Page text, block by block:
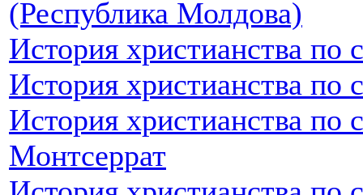
(Республика Молдова)
История христианства
История христианства
История христианства по
Монтсеррат